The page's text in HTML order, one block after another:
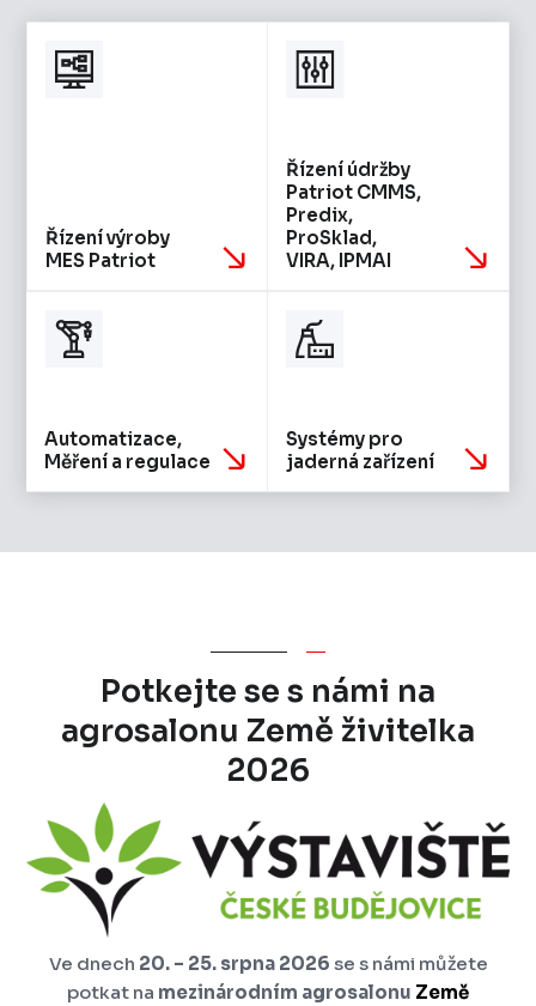
Řízení výroby
MES Patriot
Řízení údržby
Patriot CMMS,
Predix,
ProSklad,
VIRA, IPMAI
Automatizace,
Měření a regulace
Systémy pro
jaderná zařízení
Potkejte se s námi na
agrosalonu Země živitelka
2026
Ve dnech 20. – 25. srpna 2026 se s námi můžete
potkat na mezinárodním agrosalonu Země